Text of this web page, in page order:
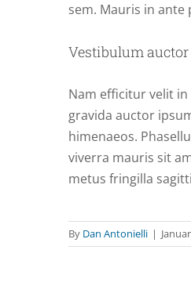
sem. Mauris in
Vestibulum
Nam efficitur velit
gravida auctor
himenaeos.
viverra mauris sit
metus fringilla
By Dan Antonielli |